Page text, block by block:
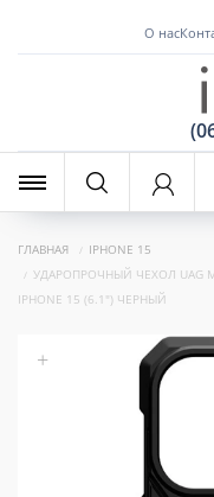
О нас
ГЛАВНАЯ
IPHONE 15
УДАРОПРОЧНЫЙ ЧЕХОЛ UAG
IPHONE 15 (6.1") ЧЕРНЫЙ
+